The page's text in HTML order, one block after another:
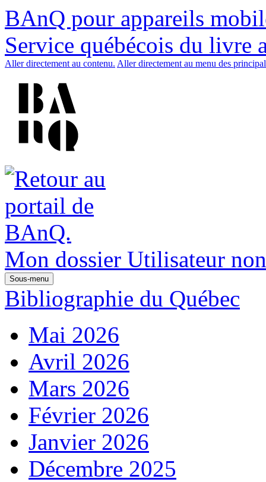
BAnQ pour appareils
Service québécois du livre
Aller directement au contenu. Aller directement au menu des
Mon dossier Utilisateur
Sous-menu
Bibliographie du Québec
Mai 2026
Avril 2026
Mars 2026
Février 2026
Janvier 2026
Décembre 2025